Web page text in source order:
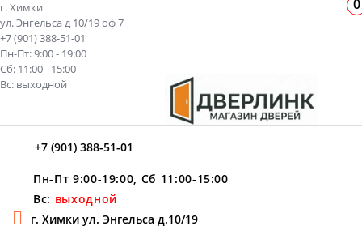
г. Химки
ул. Энгельса д 10/19 оф 7
+7 (901) 388-51-01
Пн-Пт: 9:00 - 19:00
Сб: 11:00 - 15:00
Вс: выходной
+7 (901) 388-51-01
Пн-Пт 9:00-19:00, Сб 11:00-15:00
Вс: выходной
г. Химки ул. Энгельса д.10/19
0